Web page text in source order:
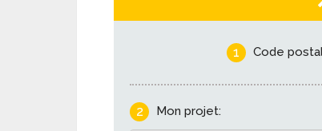
1 Code
2 Mon projet: